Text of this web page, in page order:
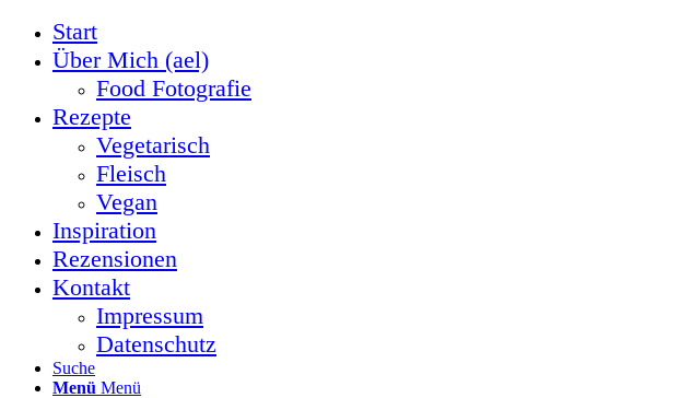
Start
Über Mich (ael)
Food Fotografie
Rezepte
Vegetarisch
Fleisch
Vegan
Inspiration
Rezensionen
Kontakt
Impressum
Datenschutz
Suche
Menü Menü